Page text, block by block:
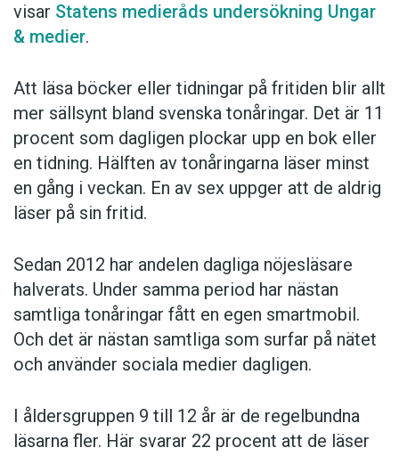
visar Statens medieråds undersökning Ungar
& medier.
Att läsa böcker eller tidningar på fritiden blir allt
mer sällsynt bland svenska tonåringar. Det är 11
procent som dagligen plockar upp en bok eller
en tidning. Hälften av tonåringarna läser minst
en gång i veckan. En av sex uppger att de aldrig
läser på sin fritid.
Sedan 2012 har andelen dagliga nöjesläsare
halverats. Under samma period har nästan
samtliga tonåringar fått en egen smartmobil.
Och det är nästan samtliga som surfar på nätet
och använder sociala medier dagligen.
I åldersgruppen 9 till 12 år är de regelbundna
läsarna fler. Här svarar 22 procent att de läser